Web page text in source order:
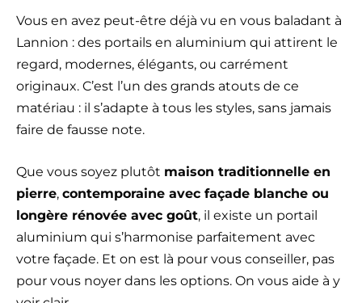
Vous en avez peut-être déjà vu en vous baladant à
Lannion : des portails en aluminium qui attirent le
regard, modernes, élégants, ou carrément
originaux. C’est l’un des grands atouts de ce
matériau : il s’adapte à tous les styles, sans jamais
faire de fausse note.
Que vous soyez plutôt maison traditionnelle en
pierre, contemporaine avec façade blanche ou
longère rénovée avec goût, il existe un portail
aluminium qui s’harmonise parfaitement avec
votre façade. Et on est là pour vous conseiller, pas
pour vous noyer dans les options. On vous aide à y